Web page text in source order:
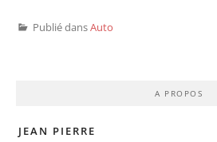
Publié dansAuto
A PROPOS
JEAN PIERRE